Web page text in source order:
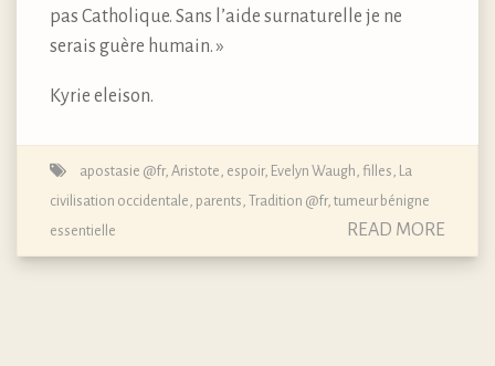
pas Catholique. Sans l’aide surnaturelle je ne
serais guère humain. »
Kyrie eleison.
apostasie @fr, Aristote espoir, Evelyn Waugh filles La
civilisation occidentale parents Tradition @fr, tumeur bénigne
essentielle
READ MORE